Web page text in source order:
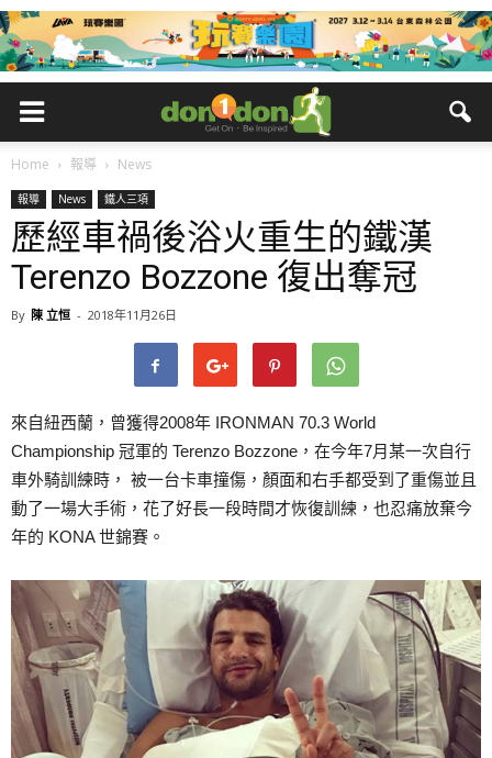
Home 報導 News
報導 News 鐵人三項
歷經車禍後浴火重生的鐵漢
Terenzo Bozzone 復出奪冠
By 陳 立恒 - 2018年11月26日
來自紐西蘭，曾獲得2008年 IRONMAN 70.3 World
Championship 冠軍的 Terenzo Bozzone，在今年7月某一次自行
車外騎訓練時， 被一台卡車撞傷，顏面和右手都受到了重傷並且
動了一場大手術，花了好長一段時間才恢復訓練，也忍痛放棄今
年的 KONA 世錦賽。